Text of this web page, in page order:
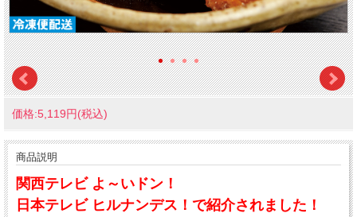
価格:5,119円(税込)
商品説明
関西テレビ よ～いドン！
日本テレビ ヒルナンデス！で紹介されました！